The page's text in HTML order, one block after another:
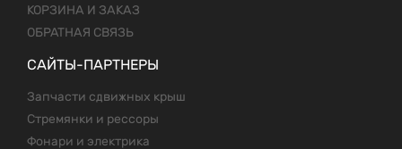
КОРЗИНА И ЗАКАЗ
ОБРАТНАЯ СВЯЗЬ
САЙТЫ-ПАРТНЕРЫ
Запчасти сдвижных крыш
Стремянки и рессоры
Фонари и электрика